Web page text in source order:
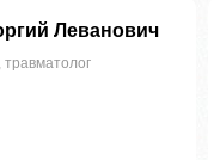
Леванович
травматолог